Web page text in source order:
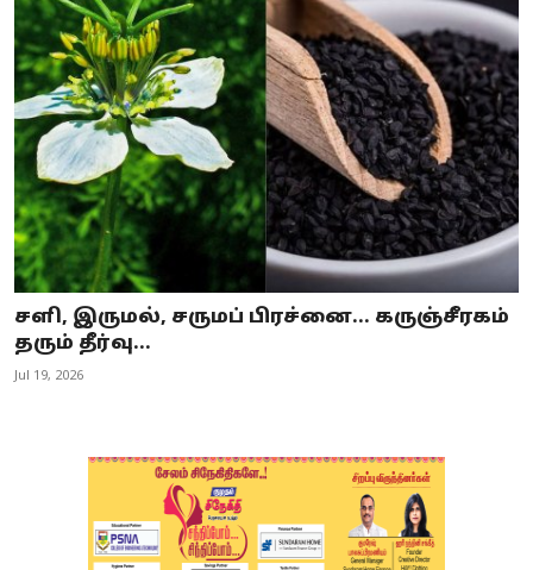
சளி, இருமல், சருமப் பிரச்னை... கருஞ்சீரகம்
தரும் தீர்வு...
Jul 19, 2026